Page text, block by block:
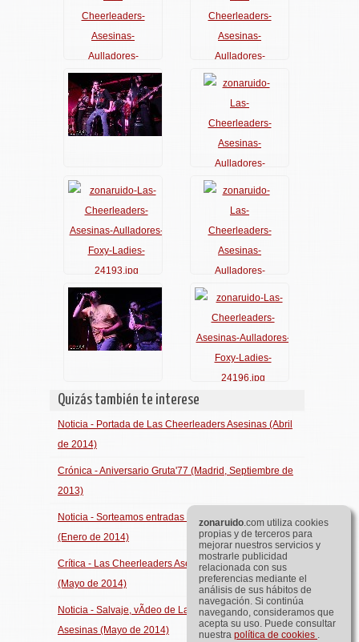
Quizás también te interese
Noticia - Portada de Las Cheerleaders Asesinas (Abril
de 2014)
Crónica - Aniversario Gruta'77 (Madrid, Septiembre de
2013)
Noticia - Sorteamos entradas para el DeMÃºsikaTV
(Enero de 2014)
Crítica - Las Cheerleaders Asesinas - Sin domesticar
(Mayo de 2014)
Noticia - Salvaje, vÃ­deo de Las Cheerleaders
Asesinas (Mayo de 2014)
zonaruido.com utiliza cookies
propias y de terceros para
mejorar nuestros servicios y
mostrarle publicidad
relacionada con sus
preferencias mediante el
análisis de sus hábitos de
navegación. Si continúa
navegando, consideramos que
acepta su uso. Puede consultar
nuestra política de cookies .